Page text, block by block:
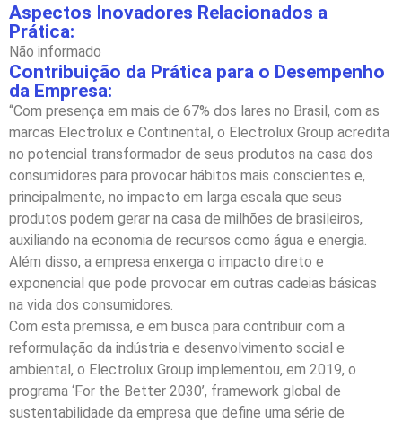
Aspectos Inovadores Relacionados a
Prática:
Não informado
Contribuição da Prática para o Desempenho
da Empresa:
“Com presença em mais de 67% dos lares no Brasil, com as
marcas Electrolux e Continental, o Electrolux Group acredita
no potencial transformador de seus produtos na casa dos
consumidores para provocar hábitos mais conscientes e,
principalmente, no impacto em larga escala que seus
produtos podem gerar na casa de milhões de brasileiros,
auxiliando na economia de recursos como água e energia.
Além disso, a empresa enxerga o impacto direto e
exponencial que pode provocar em outras cadeias básicas
na vida dos consumidores.
Com esta premissa, e em busca para contribuir com a
reformulação da indústria e desenvolvimento social e
ambiental, o Electrolux Group implementou, em 2019, o
programa ‘For the Better 2030’, framework global de
sustentabilidade da empresa que define uma série de